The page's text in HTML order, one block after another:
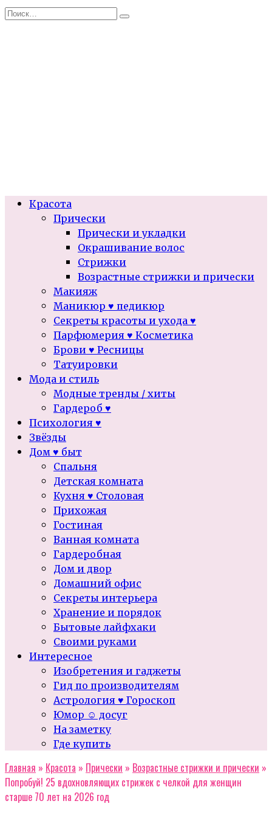
Перейти
Search
Красота
Прически
Прически и укладки
Окрашивание волос
Стрижки
Возрастные стрижки и прически
Макияж
Маникюр ♥ педикюр
Секреты красоты и ухода ♥
Парфюмерия ♥ Косметика
Брови ♥ Ресницы
Татуировки
Мода и стиль
Модные тренды / хиты
Гардероб ♥
Психология ♥
Звёзды
Дом ♥ быт
Спальня
Детская комната
Кухня ♥ Столовая
Прихожая
Гостиная
Ванная комната
Гардеробная
Дом и двор
Домашний офис
Секреты интерьера
Хранение и порядок
Бытовые лайфхаки
Своими руками
Интересное
Изобретения и гаджеты
Гид по производителям
Астрология ♥ Гороскоп
Юмор ☺ досуг
На заметку
Где купить
Главная » Красота » Прически » Возрастные стрижки и прически »
Попробуй! 25 вдохновляющих стрижек с челкой для женщин
старше 70 лет на 2026 год